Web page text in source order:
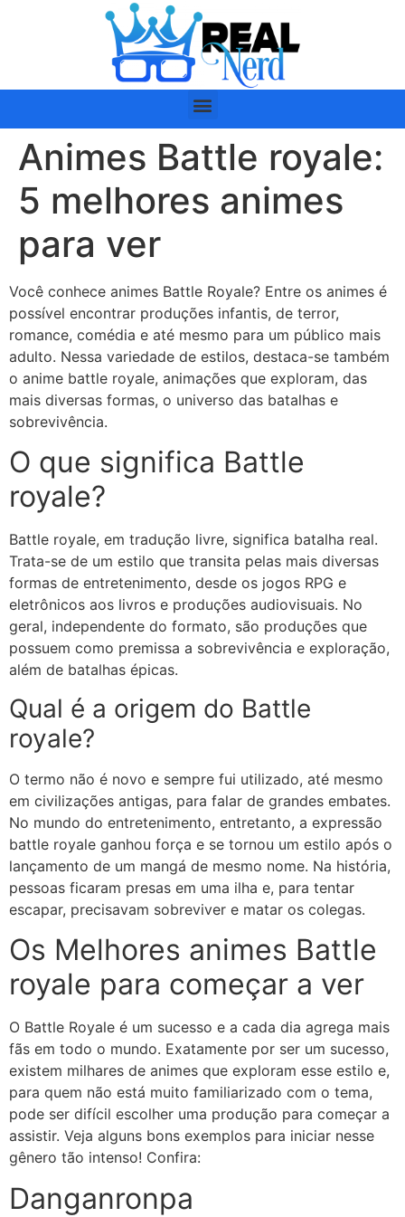
Animes Battle royale:
5 melhores animes
para ver
Você conhece animes Battle Royale? Entre os animes é
possível encontrar produções infantis, de terror,
romance, comédia e até mesmo para um público mais
adulto. Nessa variedade de estilos, destaca-se também
o anime battle royale, animações que exploram, das
mais diversas formas, o universo das batalhas e
sobrevivência.
O que significa Battle
royale?
Battle royale, em tradução livre, significa batalha real.
Trata-se de um estilo que transita pelas mais diversas
formas de entretenimento, desde os jogos RPG e
eletrônicos aos livros e produções audiovisuais. No
geral, independente do formato, são produções que
possuem como premissa a sobrevivência e exploração,
além de batalhas épicas.
Qual é a origem do Battle
royale?
O termo não é novo e sempre fui utilizado, até mesmo
em civilizações antigas, para falar de grandes embates.
No mundo do entretenimento, entretanto, a expressão
battle royale ganhou força e se tornou um estilo após o
lançamento de um mangá de mesmo nome. Na história,
pessoas ficaram presas em uma ilha e, para tentar
escapar, precisavam sobreviver e matar os colegas.
Os Melhores animes Battle
royale para começar a ver
O Battle Royale é um sucesso e a cada dia agrega mais
fãs em todo o mundo. Exatamente por ser um sucesso,
existem milhares de animes que exploram esse estilo e,
para quem não está muito familiarizado com o tema,
pode ser difícil escolher uma produção para começar a
assistir. Veja alguns bons exemplos para iniciar nesse
gênero tão intenso! Confira:
Danganronpa